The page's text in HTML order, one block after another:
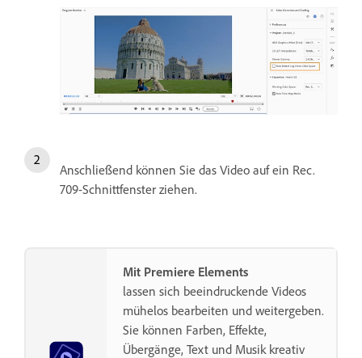
Anschließend können Sie das Video auf ein Rec.
709-Schnittfenster ziehen.
Mit Premiere Elements
lassen sich beeindruckende Videos
mühelos bearbeiten und weitergeben.
Sie können Farben, Effekte,
Übergänge, Text und Musik kreativ